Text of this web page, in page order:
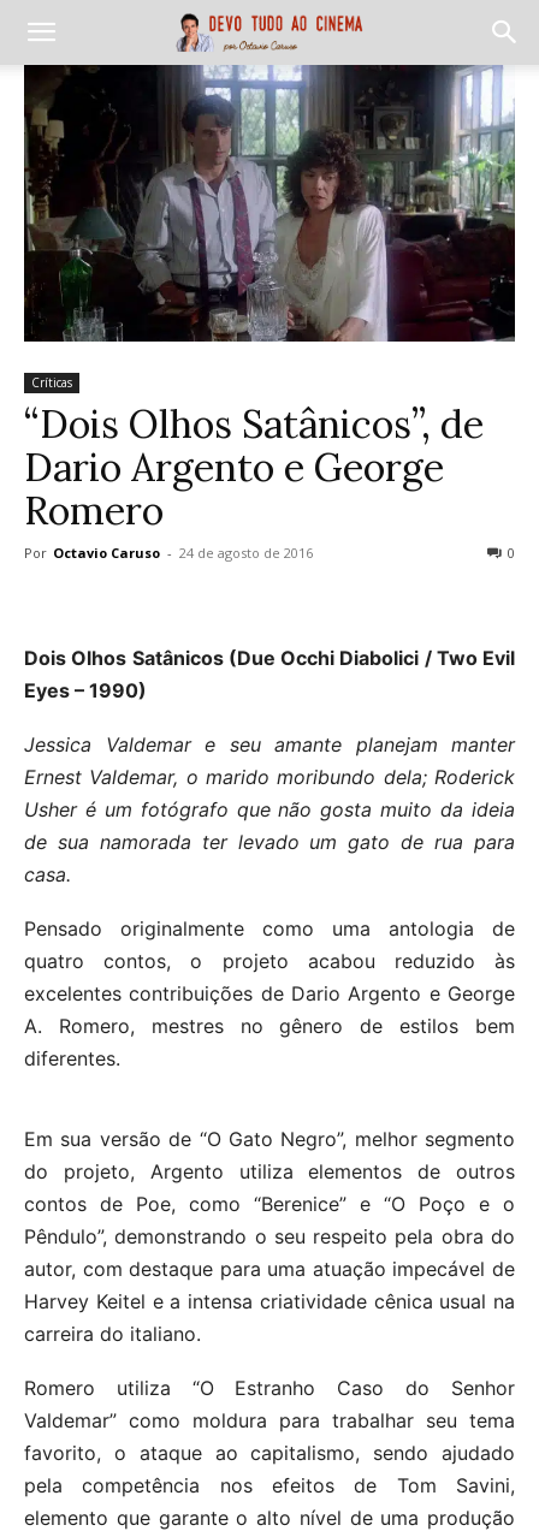
Críticas
“Dois Olhos Satânicos”, de
Dario Argento e George
Romero
Por Octavio Caruso - 24 de agosto de 2016 0
Dois Olhos Satânicos (Due Occhi Diabolici / Two Evil
Eyes – 1990)
Jessica Valdemar e seu amante planejam manter
Ernest Valdemar, o marido moribundo dela; Roderick
Usher é um fotógrafo que não gosta muito da ideia
de sua namorada ter levado um gato de rua para
casa.
Pensado originalmente como uma antologia de
quatro contos, o projeto acabou reduzido às
excelentes contribuições de Dario Argento e George
A. Romero, mestres no gênero de estilos bem
diferentes.
Em sua versão de “O Gato Negro”, melhor segmento
do projeto, Argento utiliza elementos de outros
contos de Poe, como “Berenice” e “O Poço e o
Pêndulo”, demonstrando o seu respeito pela obra do
autor, com destaque para uma atuação impecável de
Harvey Keitel e a intensa criatividade cênica usual na
carreira do italiano.
Romero utiliza “O Estranho Caso do Senhor
Valdemar” como moldura para trabalhar seu tema
favorito, o ataque ao capitalismo, sendo ajudado
pela competência nos efeitos de Tom Savini,
elemento que garante o alto nível de uma produção